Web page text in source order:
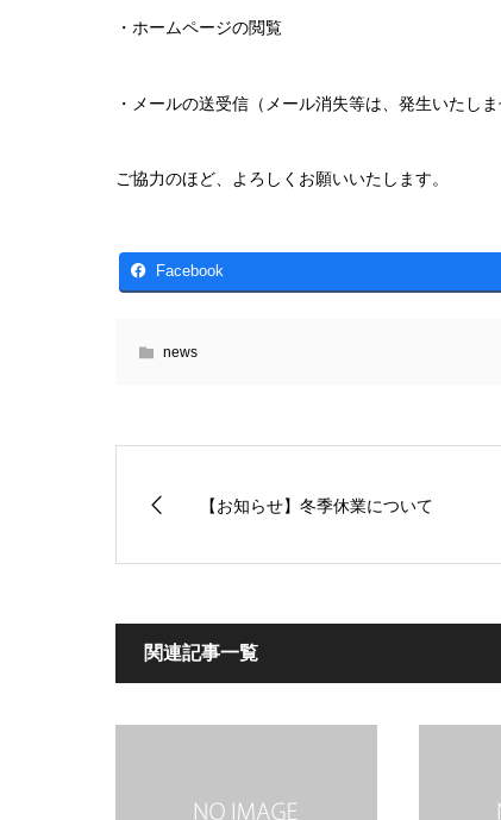
・ホームページの閲覧
・メールの送受信（メール消失等は、発生いたしま
ご協力のほど、よろしくお願いいたします。
Facebook
news
【お知らせ】冬季休業について
関連記事一覧